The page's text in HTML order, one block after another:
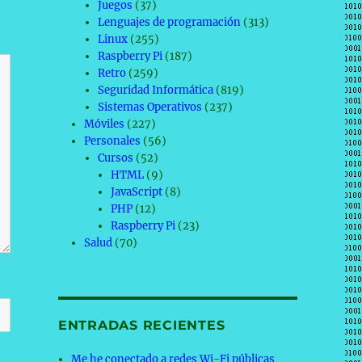
Juegos (37)
Lenguajes de programación(313)
Linux(255)
Raspberry Pi(187)
Retro(259)
Seguridad Informática(819)
Sistemas Operativos (237)
Móviles (227)
Personales (56)
Cursos (52)
HTML(9)
JavaScript(8)
PHP(12)
Raspberry Pi(23)
Salud (70)
ENTRADAS RECIENTES
Me he conectado a redes Wi-Fi públicas